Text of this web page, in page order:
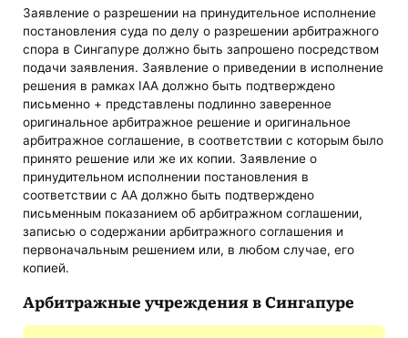
Заявление о разрешении на принудительное исполнение
постановления суда по делу о разрешении арбитражного
спора в Сингапуре должно быть запрошено посредством
подачи заявления. Заявление о приведении в исполнение
решения в рамках IAA должно быть подтверждено
письменно + представлены подлинно заверенное
оригинальное арбитражное решение и оригинальное
арбитражное соглашение, в соответствии с которым было
принято решение или же их копии. Заявление о
принудительном исполнении постановления в
соответствии с АА должно быть подтверждено
письменным показанием об арбитражном соглашении,
записью о содержании арбитражного соглашения и
первоначальным решением или, в любом случае, его
копией.
Арбитражные учреждения в Сингапуре